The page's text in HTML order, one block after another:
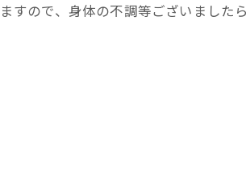
ので、身体の不調等ございました